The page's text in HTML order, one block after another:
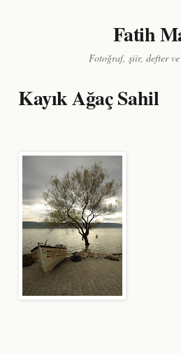
Fatih
Fotoğraf, şiir, defter
Kayık Ağaç Sahil